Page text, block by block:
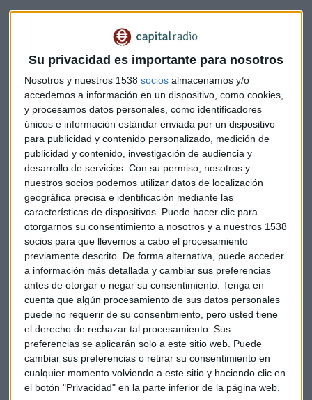
Su privacidad es importante para nosotros
Nosotros y nuestros 1538 socios almacenamos y/o
accedemos a información en un dispositivo, como cookies,
y procesamos datos personales, como identificadores
únicos e información estándar enviada por un dispositivo
para publicidad y contenido personalizado, medición de
publicidad y contenido, investigación de audiencia y
desarrollo de servicios. Con su permiso, nosotros y
nuestros socios podemos utilizar datos de localización
geográfica precisa e identificación mediante las
características de dispositivos. Puede hacer clic para
otorgarnos su consentimiento a nosotros y a nuestros 1538
socios para que llevemos a cabo el procesamiento
previamente descrito. De forma alternativa, puede acceder
a información más detallada y cambiar sus preferencias
antes de otorgar o negar su consentimiento. Tenga en
cuenta que algún procesamiento de sus datos personales
puede no requerir de su consentimiento, pero usted tiene
el derecho de rechazar tal procesamiento. Sus
preferencias se aplicarán solo a este sitio web. Puede
cambiar sus preferencias o retirar su consentimiento en
cualquier momento volviendo a este sitio y haciendo clic en
el botón "Privacidad" en la parte inferior de la página web.
Para ponernos en contexto, la publicidad en los móviles
suele ser más barata debido al poco espacio que tiene en
comparación con los ordenadores. Por este motivo, los
costes por clic caen a medida que los usuarios se pasan a los
móviles.
Pero aunque los costes por clic han bajado un 11% en el
tercer trimestre, los ingresos por clics han crecido un 33%,
con lo cual los inversores están dispuestos a olvidar esa
caída por ahora, ya que Google deja entrever un sólido
crecimiento en el negocio móvil.
Los ingresos de publicidad de Google han crecido casi un
20% en comparación con el año pasado hasta los 19.800
millones de dólares, lo que representa el 89’1% de las ventas
totales de la firma.
Otro de los sectores que despunta dentro de Google es su
negocio en la nube, que ha crecido casi un 40% en el
trimestre. Aunque la entrada de Google en elcloud business
fue algo tardío, intenta arrebatarle parte del mercado a los
líderes en el sector: Amazon y Microsoft.